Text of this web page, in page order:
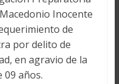
Inocente
de
por delito de
en agravio de la
09 años.